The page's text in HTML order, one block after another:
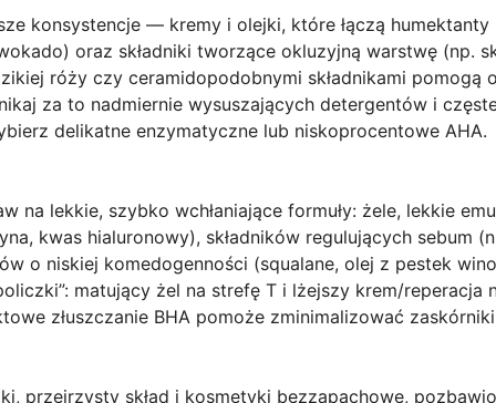
konsystencje — kremy i olejki, które łączą
oraz składniki tworzące okluzyjną warstwę (np.
róży czy ceramidopodobnymi składnikami pomogą
za to nadmiernie wysuszających detergentów i
delikatne enzymatyczne lub niskoprocentowe AHA.
na lekkie, szybko wchłaniające formuły: żele, lekkie
kwas hialuronowy), składników regulujących sebum
o niskiej komedogenności (squalane, olej z pestek
matujący żel na strefę T i lżejszy krem/reperacja
złuszczanie BHA pomoże zminimalizować
przejrzysty skład i kosmetyki bezzapachowe,